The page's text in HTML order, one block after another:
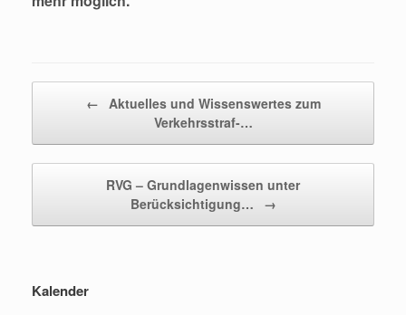
← Aktuelles und Wissenswertes zum
Verkehrsstraf-…
RVG – Grundlagenwissen unter
Berücksichtigung…
→
Kalender